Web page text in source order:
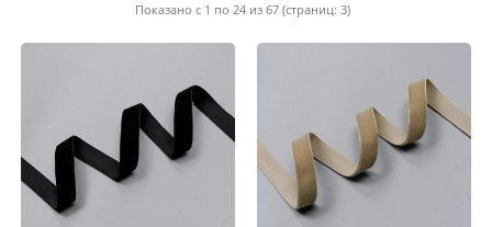
Показано с 1 по 24 из 67 (страниц: 3)